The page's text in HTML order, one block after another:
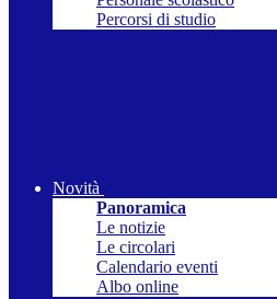
Percorsi di studio
Novità
Panoramica
Le notizie
Le circolari
Calendario eventi
Albo online